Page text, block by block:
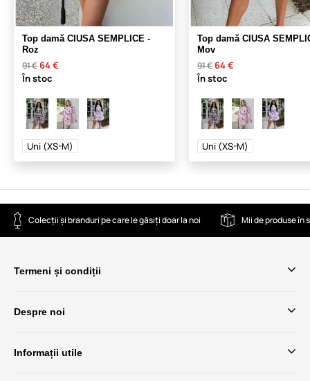
Top damă CIUSA SEMPLICE -
Roz
91 € 64 €
În stoc
Uni (XS-M)
Top damă CIUSA
Mov
91 € 64 €
În stoc
Uni (XS-M)
Colecții și branduri pe care le găsiți doar la noi Mii de produse în
Termeni și condiții
Despre noi
Informații utile